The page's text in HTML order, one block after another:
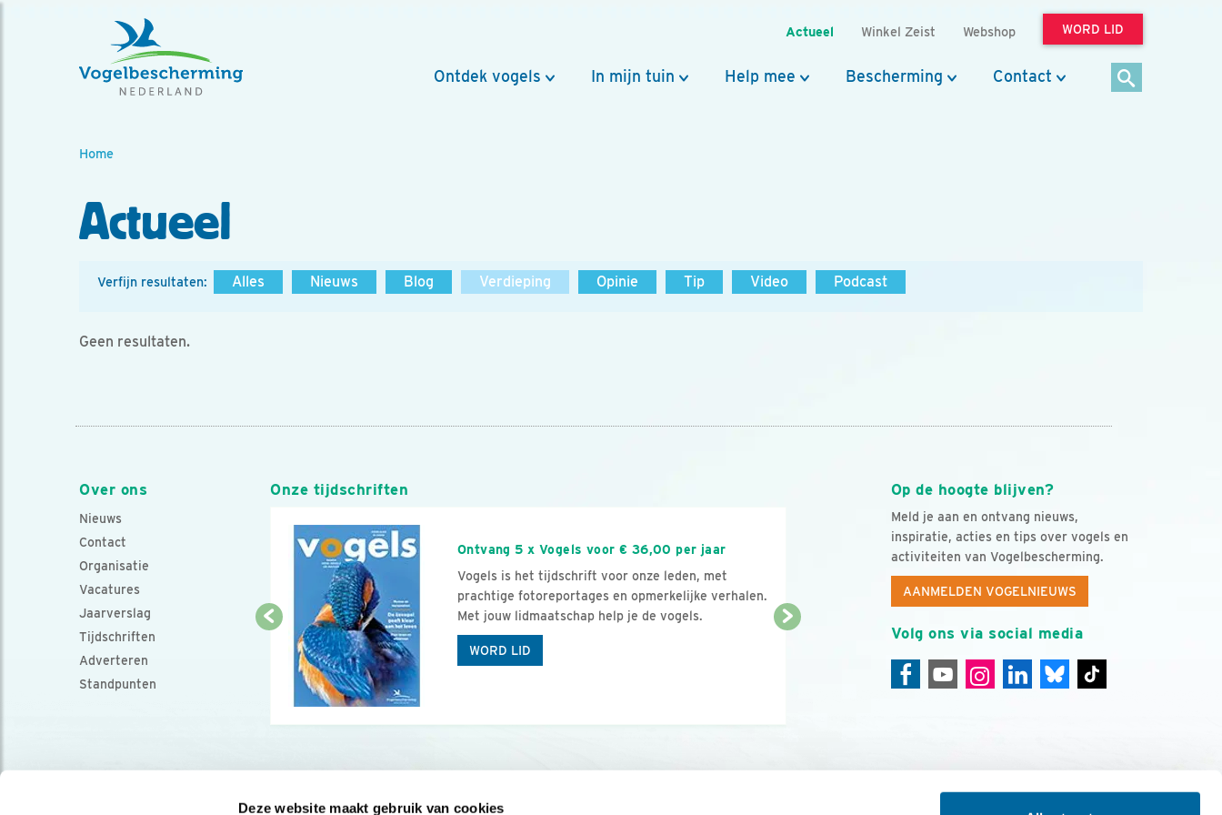
Deze website maakt gebruik van cookies
Actueel Winkel Zeist Webshop WORD LID
Ontdek vogels In mijn tuin Help mee Bescherming Contact
Home
Actueel
Verfijn resultaten: Alles Nieuws Blog Verdieping Opinie Tip Video Podcast
Geen resultaten.
Over ons
Nieuws
Contact
Organisatie
Vacatures
Jaarverslag
Tijdschriften
Adverteren
Standpunten
Op de hoogte blijven?
Meld je aan en ontvang nieuws,
inspiratie, acties en tips over vogels en
activiteiten van Vogelbescherming.
AANMELDEN VOGELNIEUWS
Volg ons via social media
Onze tijdschriften
Ontvang 5 x Vogels voor € 36,00 per jaar
Vogels is het tijdschrift voor onze leden, met
prachtige fotoreportages en opmerkelijke verhalen.
Met jouw lidmaatschap help je de vogels.
WORD LID